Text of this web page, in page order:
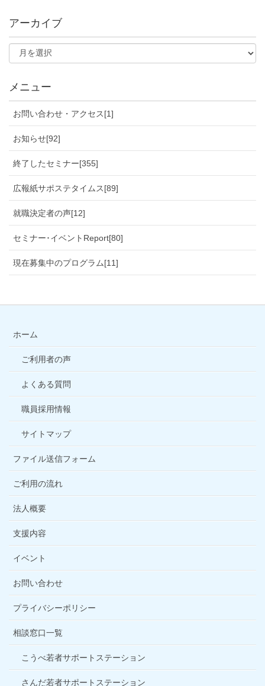
アーカイブ
メニュー
お問い合わせ・アクセス[1]
お知らせ[92]
終了したセミナー[355]
広報紙サポステタイムス[89]
就職決定者の声[12]
セミナー･イベントReport[80]
現在募集中のプログラム[11]
ホーム
ご利用者の声
よくある質問
職員採用情報
サイトマップ
ファイル送信フォーム
ご利用の流れ
法人概要
支援内容
イベント
お問い合わせ
プライバシーポリシー
相談窓口一覧
こうべ若者サポートステーション
さんだ若者サポートステーション